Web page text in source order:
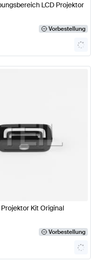
LCD Projektor
Vorbestellung
Kit Original
Vorbestellung